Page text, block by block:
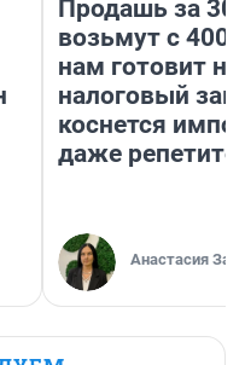
Продашь за
возьмут с
нам готовит
налоговый
коснется
даже
Анастасия